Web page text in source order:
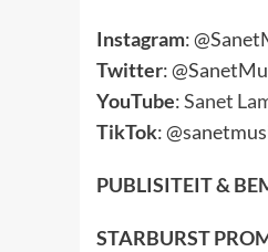
Instagram:
Twitter:
YouTube:Sanet
TikTok:
PUBLISITEIT &
STARBURST